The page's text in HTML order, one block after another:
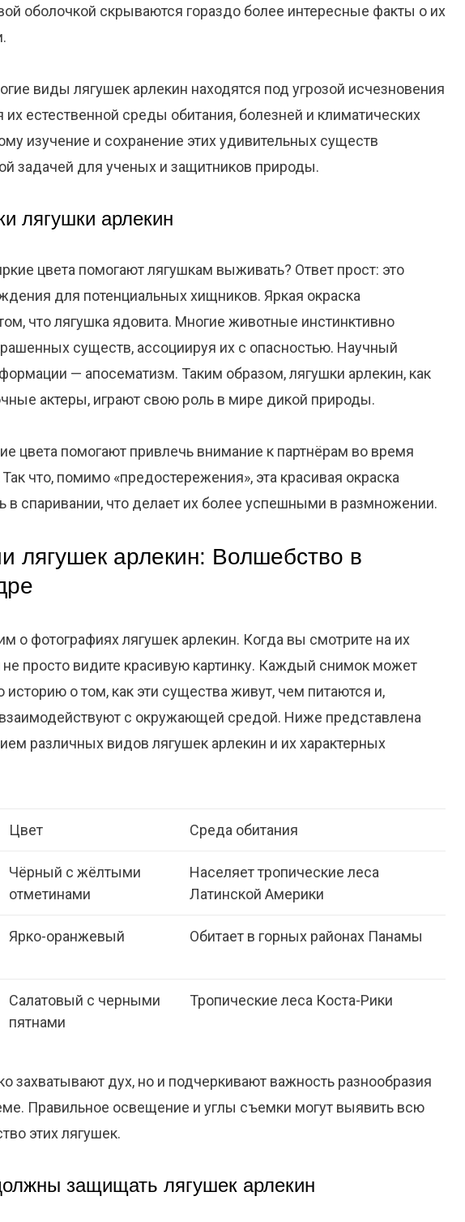
оболочкой скрываются гораздо более интересные факты о их
виды лягушек арлекин находятся под угрозой исчезновения
их естественной среды обитания, болезней и климатических
изучение и сохранение этих удивительных существ
задачей для ученых и защитников природы.
лягушки арлекин
цвета помогают лягушкам выживать? Ответ прост: это
для потенциальных хищников. Яркая окраска
что лягушка ядовита. Многие животные инстинктивно
существ, ассоциируя их с опасностью. Научный
— апосематизм. Таким образом, лягушки арлекин, как
актеры, играют свою роль в мире дикой природы.
цвета помогают привлечь внимание к партнёрам во время
что, помимо «предостережения», эта красивая окраска
в спаривании, что делает их более успешными в размножении.
лягушек арлекин: Волшебство в
о фотографиях лягушек арлекин. Когда вы смотрите на их
просто видите красивую картинку. Каждый снимок может
историю о том, как эти существа живут, чем питаются и,
взаимодействуют с окружающей средой. Ниже представлена
различных видов лягушек арлекин и их характерных
Цвет Среда обитания
Чёрный с жёлтыми
отметинами
Населяет тропические леса
Латинской Америки
Ярко-оранжевый Обитает в горных районах Панамы
Салатовый с черными
пятнами
Тропические леса Коста-Рики
захватывают дух, но и подчеркивают важность разнообразия
Правильное освещение и углы съемки могут выявить всю
этих лягушек.
защищать лягушек арлекин